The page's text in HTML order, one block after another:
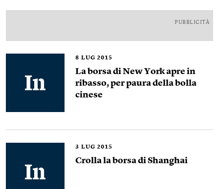
PUBBLICITÀ
8 LUG 2015
La borsa di New York apre in
ribasso, per paura della bolla
cinese
3 LUG 2015
Crolla la borsa di Shanghai